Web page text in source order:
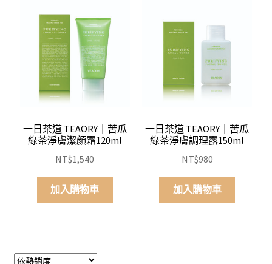
一日茶道 TEAORY｜苦瓜
綠茶淨膚潔顏霜120ml
NT$1,540
加入購物車
一日茶道 TEAORY｜苦瓜
綠茶淨膚調理露150ml
NT$980
加入購物車